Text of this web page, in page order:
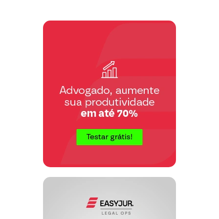
INSTRUMENTO
COLENDA CÂMARA,
EMÉRITOS JULGADORES.
DA TEMPESTIVIDADE:
Os autos foram encaminhados à
Defensoria Pública no dia 22/10/2003,
agravada, pelo que é tempestivo o
recurso, face ao privilégio do uso do
prazo do artigo 522 do Código de
Processo Civil em dobro, inserto no §
5º, do artigo 5º, da Lei 1060/50, sendo o
último dia de prazo 11/11/2003.
Considerando a data do fato, não há